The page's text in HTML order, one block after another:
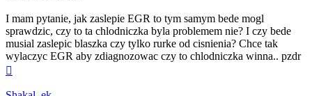
I mam pytanie, jak zaslepie EGR to tym samym bede mogl
sprawdzic, czy to ta chlodniczka byla problemem nie? I czy bede
musial zaslepic blaszka czy tylko rurke od cisnienia? Chce tak
wylaczyc EGR aby zdiagnozowac czy to chlodniczka winna.. pzdr